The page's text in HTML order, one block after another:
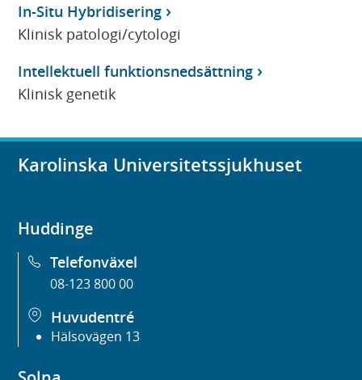
In-Situ Hybridisering
Klinisk patologi/cytologi
Intellektuell funktionsnedsättning
Klinisk genetik
Karolinska Universitetssjukhuset
Huddinge
Telefonväxel
08-123 800 00
Huvudentré
Hälsovägen 13